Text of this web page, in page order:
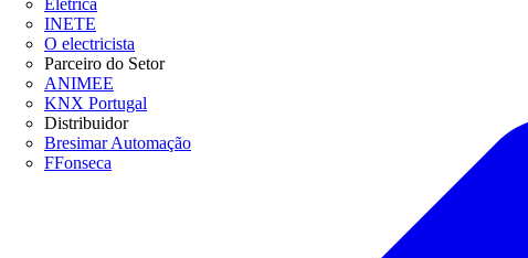
Eletrica
INETE
O electricista
Parceiro do Setor
ANIMEE
KNX Portugal
Distribuidor
Bresimar Automação
FFonseca